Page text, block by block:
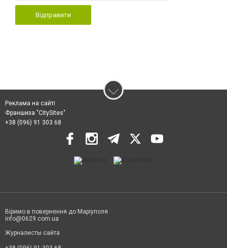
Відправити
Реклама на сайті
Франшиза "CitySites"
+38 (096) 91 303 68
Віримо в повернення до Маріуполя
info@0629.com.ua
Журналисты сайта